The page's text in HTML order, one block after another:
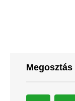
Megosztás